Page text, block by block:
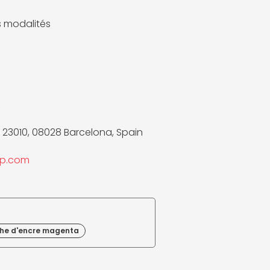
modalités
23010, 08028 Barcelona, Spain
d'encre magenta